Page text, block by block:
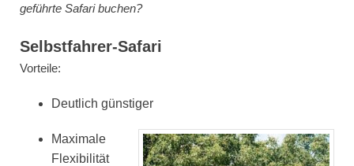
geführte Safari buchen?
Selbstfahrer-Safari
Vorteile:
Deutlich günstiger
Maximale
Flexibilität